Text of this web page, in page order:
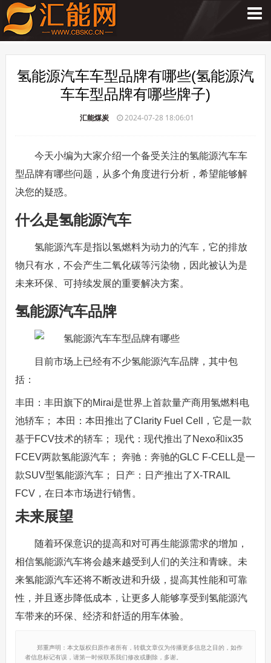
氢能源汽车车型品牌有哪些(氢能源汽
车车型品牌有哪些牌子)
汇能煤炭 2024-07-28 18:06:01
今天小编为大家介绍一个备受关注的氢能源汽车车
型品牌有哪些问题，从多个角度进行分析，希望能够解
决您的疑惑。
什么是氢能源汽车
氢能源汽车是指以氢燃料为动力的汽车，它的排放
物只有水，不会产生二氧化碳等污染物，因此被认为是
未来环保、可持续发展的重要解决方案。
氢能源汽车品牌
目前市场上已经有不少氢能源汽车品牌，其中包
括：
丰田：丰田旗下的Mirai是世界上首款量产商用氢燃料电
池轿车； 本田：本田推出了Clarity Fuel Cell，它是一款
基于FCV技术的轿车； 现代：现代推出了Nexo和ix35
FCEV两款氢能源汽车； 奔驰：奔驰的GLC F-CELL是一
款SUV型氢能源汽车； 日产：日产推出了X-TRAIL
FCV，在日本市场进行销售。
未来展望
随着环保意识的提高和对可再生能源需求的增加，
相信氢能源汽车将会越来越受到人们的关注和青睐。未
来氢能源汽车还将不断改进和升级，提高其性能和可靠
性，并且逐步降低成本，让更多人能够享受到氢能源汽
车带来的环保、经济和舒适的用车体验。
郑重声明：本文版权归原作者所有，转载文章仅为传播更多信息之目的，如作
者信息标记有误，请第一时候联系我们修改或删除，多谢。